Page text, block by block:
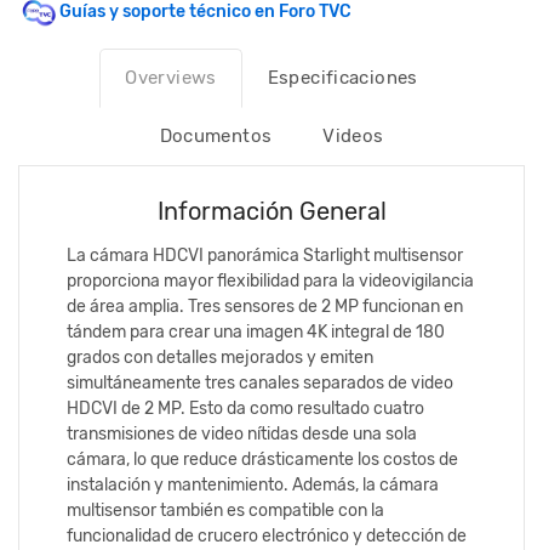
Guías y soporte técnico en Foro TVC
Overviews Especificaciones
Documentos Videos
Información General
La cámara HDCVI panorámica Starlight multisensor
proporciona mayor flexibilidad para la videovigilancia
de área amplia. Tres sensores de 2 MP funcionan en
tándem para crear una imagen 4K integral de 180
grados con detalles mejorados y emiten
simultáneamente tres canales separados de video
HDCVI de 2 MP. Esto da como resultado cuatro
transmisiones de video nítidas desde una sola
cámara, lo que reduce drásticamente los costos de
instalación y mantenimiento. Además, la cámara
multisensor también es compatible con la
funcionalidad de crucero electrónico y detección de